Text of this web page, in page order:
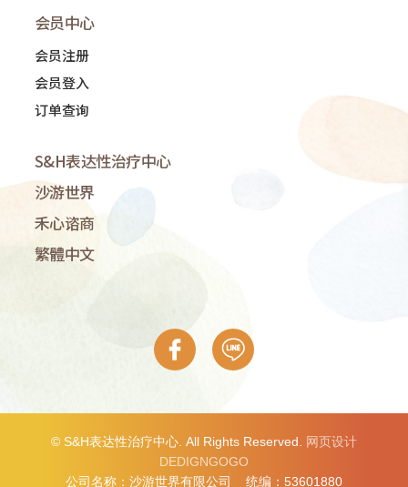
会员中心
会员注册
会员登入
订单查询
S&H表达性治疗中心
沙游世界
禾心谘商
繁體中文
© S&H表达性治疗中心. All Rights Reserved. 网页设计
DEDIGNGOGO
公司名称：沙游世界有限公司 统编：53601880